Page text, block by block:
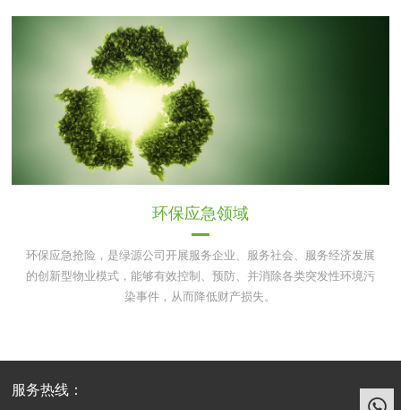
环保应急领域
环保应急抢险，是绿源公司开展服务企业、服务社会、服务经济发展
的创新型物业模式，能够有效控制、预防、并消除各类突发性环境污
染事件，从而降低财产损失。
服务热线：